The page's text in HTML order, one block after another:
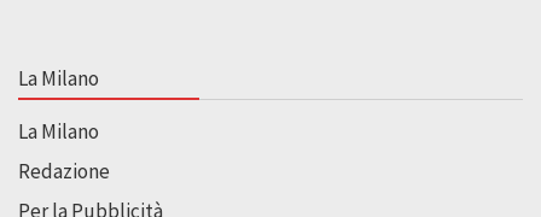
La Milano
La Milano
Redazione
Per la Pubblicità